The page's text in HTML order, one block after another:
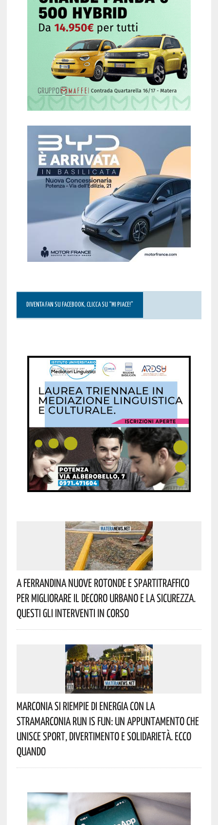
DIVENTA FAN SU FACEBOOK, CLICCA SU “MI PIACE!”
A Ferrandina Nuove Rotonde E Spartitraffico
Per Migliorare Il Decoro Urbano E La Sicurezza.
Questi Gli Interventi In Corso
Marconia Si Riempie Di Energia Con La
StraMarconia Run Is Fun: Un Appuntamento Che
Unisce Sport, Divertimento E Solidarietà. Ecco
Quando